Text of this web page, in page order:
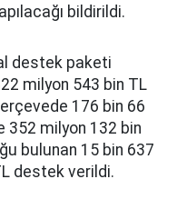
bildirildi.
destek paketi
milyon 543 bin TL
176 bin 66
352 milyon 132 bin
bulunan 15 bin 637
destek verildi.